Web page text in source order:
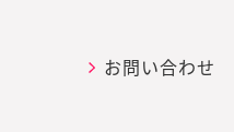
お問い合わせ